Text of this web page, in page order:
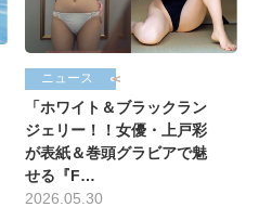
ニュース
「ホワイト＆ブラックラン
ジェリー！！女優・上戸彩
が表紙＆巻頭グラビアで魅
せる『F…
2026.05.30